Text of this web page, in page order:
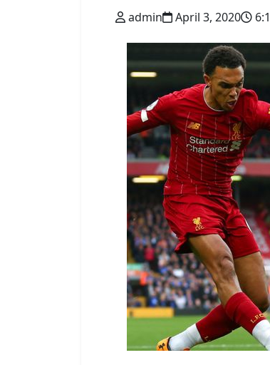
admin April 3, 2020